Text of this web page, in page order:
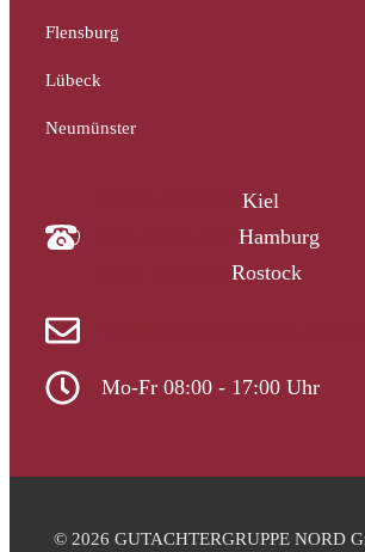
Flensburg
Lübeck
Neumünster
Kiel
Hamburg
Rostock
Mo-Fr 08:00 - 17:00 Uhr
© 2026 GUTACHTERGRUPPE NORD